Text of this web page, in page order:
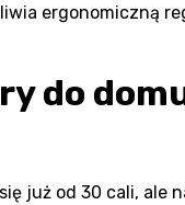
ergonomiczną
do
już od 30 cali, ale